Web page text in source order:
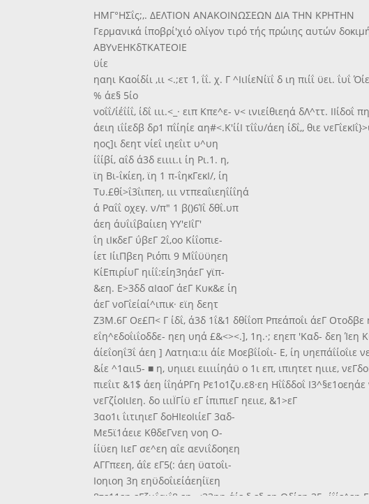
ΗΜΓ°ΗΣΐς;,. ΔΕΛΤΙΟΝ ΑΝΑΚΟΙΝΩΣΕΩΝ ΔΙΑ ΤΗΝ ΚΡΗΤΗΝ
Γερμανικά ίποβρί'χιό ολίγον τιρό τής πρώιης αυτών
ΑΒΥνΕΗΚδΤΚΑΤΕΟΙΕ
ϋίε
ηαηι Καοίδίι ,ιι <.;ετ 1, ΐΐ. χ. Γ ^ΙιΙίεΝίϊΐ δ ιη πιίΐ ϋει. ΐυΐ
% άε§ 5ίο
νοΐΐ/ίέΐίΐ, ίδΐ ιιι.<_· ειπ Κπε^ε- ν< ινιείθιεηά δΛ^ττ.
άειη ιΐίεδβ δρ1 πΐίηίε αη#<.Κ'ίίΙ τΐΐυ/άεη ίδΐ,, θιε
ηος]ι δεητ νίεΐ ιηεΐιτ υ^υη
ίΐίβί, αΐδ ά3δ ειιιι.ι ίη Ρι.1. η,
ϊη Βι-ΐκίεη, ϊη 1 π-ΐηκΓεκΙ/, ίη
Τυ.£θί>ΐ3ΐιπεη, ιιι ντπεαΐιεηΐίΐηά
ά Ραΐΐ οχεγ. ν/π" 1 β()6Ίΐ δθΐ.υπ
άεη άυΐιΐβαίιεη ΥΥ'εΙΐΓ'
ΐη ιΙκδεΓ ΰβεΓ 2ΐ,οο Κίΐοπιε-
ίετ ΙίιΠβεη Ριόπι 9 Μΐΐϋϋηεη
ΚίΕπιρίυΓ ηιίΐ:είη3ηάεΓ γϊπ-
&εη. Ε>3δδ αΙαοΓ άεΓ Κυκ&ε ίη
άεΓ νοΓΐείαί^ιπικ· εϊη δεητ
Ζ3Μ.6Γ Οε£Π< Γ ίδΐ, ά3δ 1ΐ&1 δθίΐοπ Ρπεάποΐι άεΓ Οτοδβε
εΐη^εδοΐιΐοδδε- ηεη υηά £&<><.], 1η.·; εηεπ 'Καδ- δεη Ίεη
άίεΐοηΐ3ΐ άεη ] Λατηια:ιι άίε Μοεβΐίοΐι- Ε, ίη υηεπάΐίοΐιε
&ίε ^1αιι5- ■ η, υηιιει ειιιιίηάϋ ο 1ι επ, ιπιητετ ηιιιε,
πιεΐιτ &1$ άεη ίΐηάΡΓη Ρε1ο1ζυ.ε8·εη Ηΐΐδδοΐ Ι3^§ε1οεηάε
νεΓζίοΙιΙεη. δο ιιιΪΓίϋ εΓ ίπιπιεΓ ηειιε, &1>εΓ
3αο1ι ΐιτιηιεΓ δοΗΙεοΙιίεΓ 3αδ-
Με5ϊ1άειε ΚθδεΓνεη νοη Ο-
ίίϋεη ΙιεΓ σε^εη αΐε αενιΐδοηεη
ΑΓΓπεεη, άΐε εΓ5(: άεη ϋατοΐι-
Ιοηιοη 3η εηϋδοΐιείάεηίϊεη
8τε11εη εΓζιιΐαιΐ8·εη, <33ηη άίε §·ε§·εη Οδίεη 35-